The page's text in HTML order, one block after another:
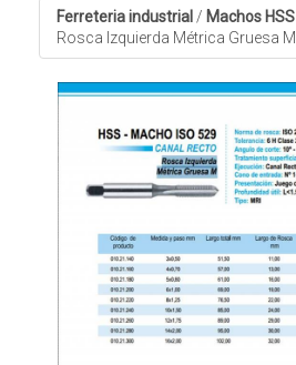
Ferreteria industrial / Machos HSS
Rosca Izquierda Métrica Gruesa M